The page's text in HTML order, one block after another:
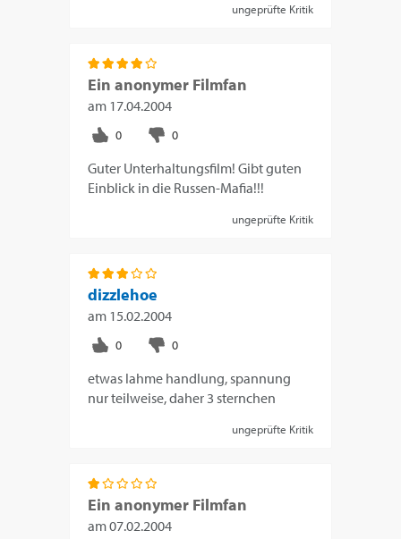
ungeprüfte Kritik
Ein anonymer Filmfan
am 17.04.2004
Guter Unterhaltungsfilm! Gibt guten
Einblick in die Russen-Mafia!!!
ungeprüfte Kritik
dizzlehoe
am 15.02.2004
etwas lahme handlung, spannung
nur teilweise, daher 3 sternchen
ungeprüfte Kritik
Ein anonymer Filmfan
am07.02.2004